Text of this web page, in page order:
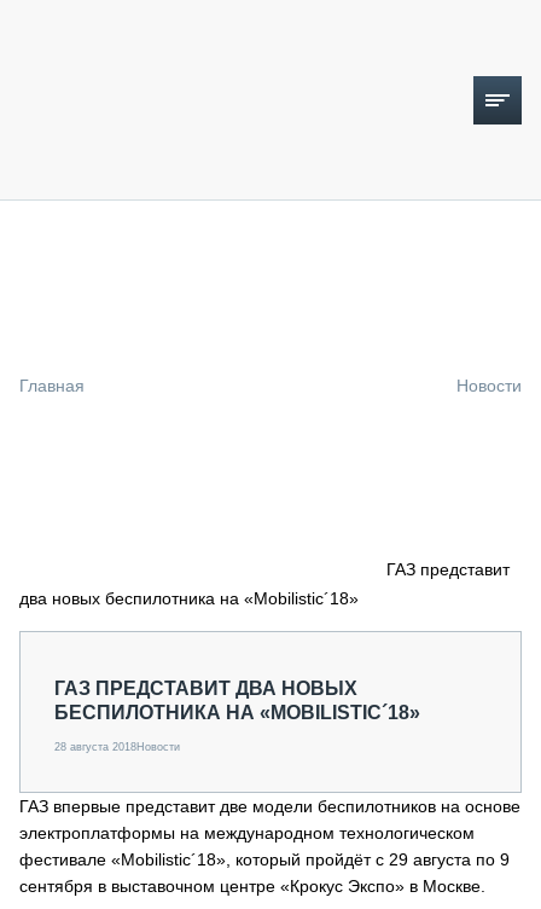
СПЕЦПРОЕКТЫ
О ПРОЕКТЕ
Главная Новости
ГАЗ представит
два новых беспилотника на «Mobilistic´18»
ГАЗ ПРЕДСТАВИТ ДВА НОВЫХ
БЕСПИЛОТНИКА НА «MOBILISTIC´18»
28 августа 2018Новости
ГАЗ впервые представит две модели беспилотников на основе
электроплатформы на международном технологическом
фестивале «Mobilistic´18», который пройдёт с 29 августа по 9
сентября в выставочном центре «Крокус Экспо» в Москве.